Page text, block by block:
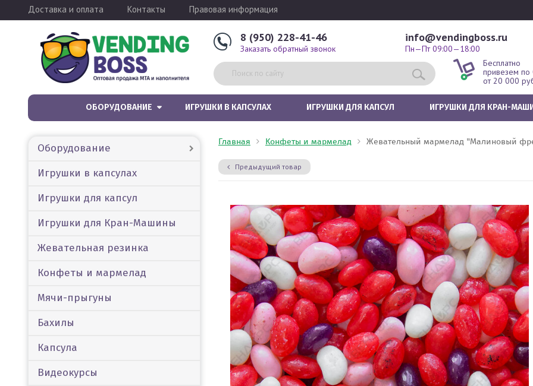
Доставка и оплата Контакты Правовая информация
8 (950) 228-41-46
Заказать обратный звонок
info@vendingboss.ru
Пн—Пт 09:00—18:00
Бесплатно
привезем по
от 20 000
ОБОРУДОВАНИЕ ИГРУШКИ В КАПСУЛАХ ИГРУШКИ ДЛЯ КАПСУЛ ИГРУШКИ ДЛЯ КРАН-
Оборудование
Игрушки в капсулах
Игрушки для капсул
Игрушки для Кран-Машины
Жевательная резинка
Конфеты и мармелад
Мячи-прыгуны
Бахилы
Капсула
Видеокурсы
Главная Конфеты и мармелад Жевательный мармелад "Малиновый
Предыдущий товар